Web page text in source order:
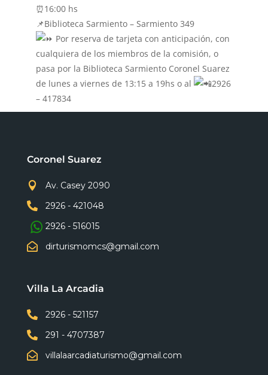
⏰16:00 hs
📌Biblioteca Sarmiento – Sarmiento 349
Por reserva de tarjeta con anticipación, con
cualquiera de los miembros de la comisión, o
pasa por la Biblioteca Sarmiento Coronel Suarez
de lunes a viernes de 13:15 a 19hs o al
2926
– 417834
Coronel Suarez

Av. Casey 2090

2926 - 421048
2926 - 516015

dirturismomcs@gmail.com
Villa La Arcadia

2926 - 521157

291 - 4707387

villalaarcadiaturismo@gmail.com